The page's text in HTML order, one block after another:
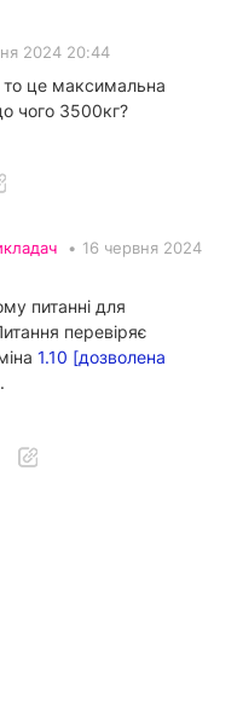
2024 20:44
то це максимальна
чого 3500кг?
• 16 червня 2024
питанні для
перевіряє
1.10 [дозволена
.